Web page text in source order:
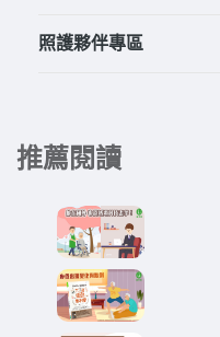
照護夥伴專區
推薦閱讀